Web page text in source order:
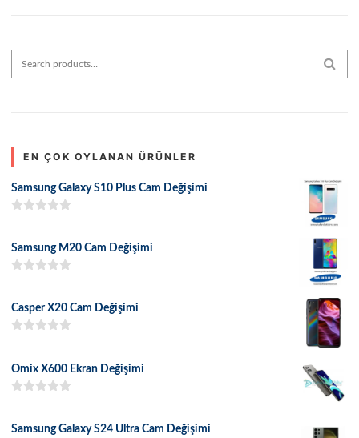
Search for:
EN ÇOK OYLANAN ÜRÜNLER
Samsung Galaxy S10 Plus Cam Değişimi
Samsung M20 Cam Değişimi
Casper X20 Cam Değişimi
Omix X600 Ekran Değişimi
Samsung Galaxy S24 Ultra Cam Değişimi